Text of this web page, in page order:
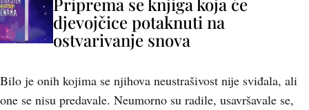
djevojčice potaknuti na
ostvarivanje snova
Bilo je onih kojima se njihova neustrašivost nije sviđala, ali
one se nisu predavale. Neumorno su radile, usavršavale se,